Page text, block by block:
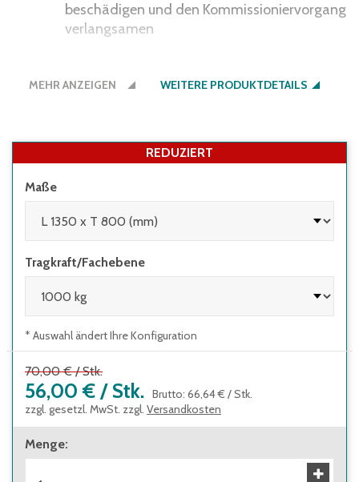
beschädigen und den Kommissioniervorgang
verlangsamen
bestellen
MEHR ANZEIGEN WEITERE PRODUKTDETAILS
REDUZIERT
Maße
Tragkraft/Fachebene
* Auswahl ändert Ihre Konfiguration
70,00 € /Stk.
56,00 € / Stk. Brutto: 66,64 € /Stk.
zzgl. gesetzl. MwSt. zzgl. Versandkosten
Menge: